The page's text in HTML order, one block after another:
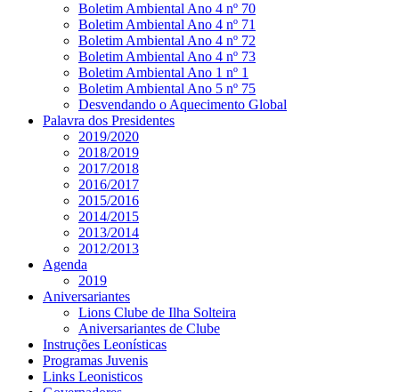
Boletim Ambiental Ano 4 nº 70
Boletim Ambiental Ano 4 nº 71
Boletim Ambiental Ano 4 nº 72
Boletim Ambiental Ano 4 nº 73
Boletim Ambiental Ano 1 nº 1
Boletim Ambiental Ano 5 nº 75
Desvendando o Aquecimento Global
Palavra dos Presidentes
2019/2020
2018/2019
2017/2018
2016/2017
2015/2016
2014/2015
2013/2014
2012/2013
Agenda
2019
Aniversariantes
Lions Clube de Ilha Solteira
Aniversariantes de Clube
Instruções Leonísticas
Programas Juvenis
Links Leonisticos